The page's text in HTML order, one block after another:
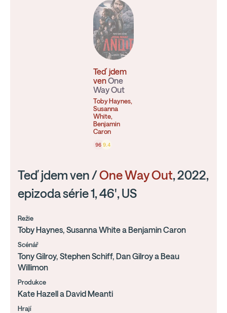
Teď jdem
venOne
Way Out
Toby Haynes,
Susanna
White,
Benjamin
Caron
96 9.4
Teď jdem ven /One Way Out, 2022,
epizoda série 1, 46', US
Režie
Toby Haynes, Susanna White a Benjamin Caron
Scénář
Tony Gilroy, Stephen Schiff, Dan Gilroy a Beau
Willimon
Produkce
Kate Hazell a David Meanti
Hrají